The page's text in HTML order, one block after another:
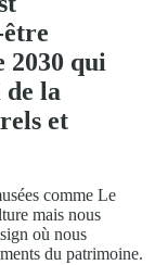
2030 qui
de la
et
comme Le
mais nous
où nous
du patrimoine.